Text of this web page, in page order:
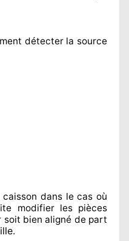
détecterla source
dans le cas où
modifierles pièces
bien aligné de part
.